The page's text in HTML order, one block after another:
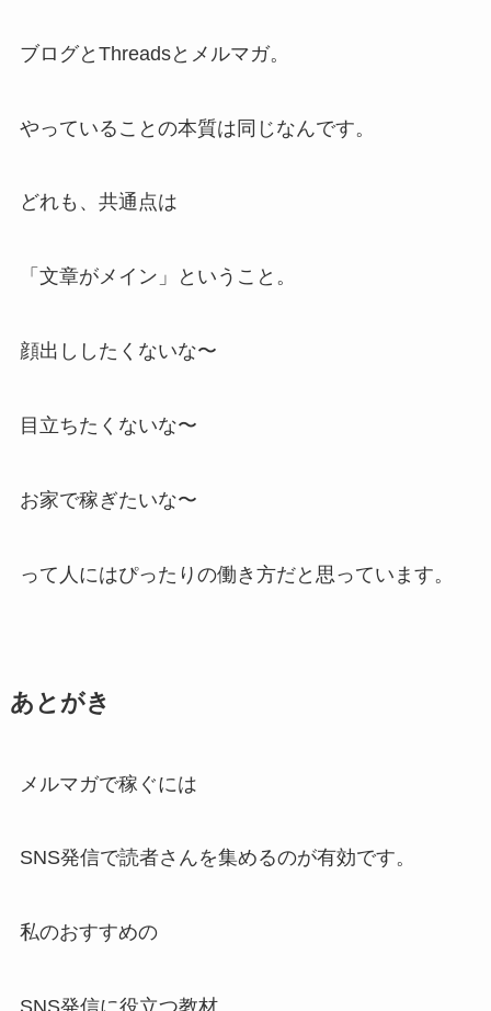
ブログとThreadsとメルマガ。
やっていることの本質は同じなんです。
どれも、共通点は
「文章がメイン」ということ。
顔出ししたくないな〜
目立ちたくないな〜
お家で稼ぎたいな〜
って人にはぴったりの働き方だと思っています。
あとがき
メルマガで稼ぐには
SNS発信で読者さんを集めるのが有効です。
私のおすすめの